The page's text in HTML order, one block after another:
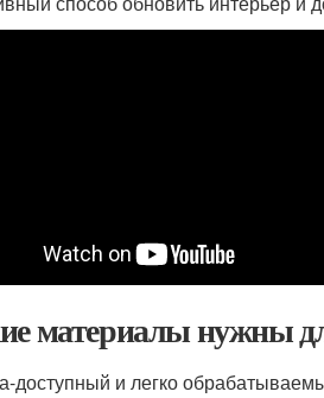
материалы нужны
доступный и легко